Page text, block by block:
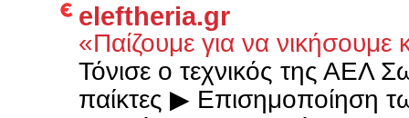
eleftheria.gr
«Παίζουμε για να
Τόνισε ο τεχνικός της ΑΕΛ
παίκτες ▶ Επισημοποίηση